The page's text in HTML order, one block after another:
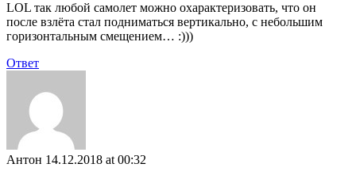
LOL так любой самолет можно охарактеризовать, что он
после взлёта стал подниматься вертикально, с небольшим
горизонтальным смещением… :)))
Ответ
Антон 14.12.2018 at 00:32